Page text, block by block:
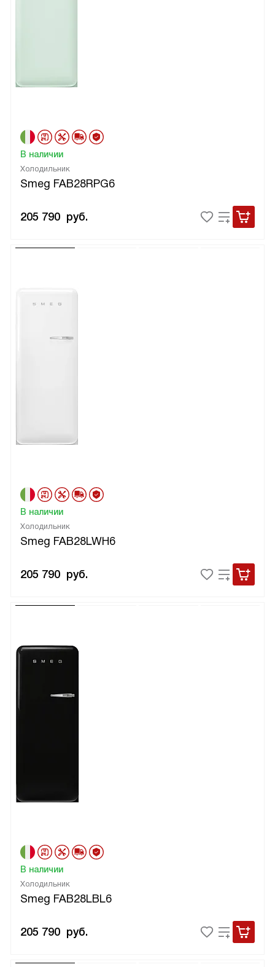
Холодильник
Smeg FAB28RPG6
В наличии
205 790 руб.
Холодильник
Smeg FAB28LWH6
В наличии
205 790 руб.
Холодильник
Smeg FAB28LBL6
В наличии
205 790 руб.